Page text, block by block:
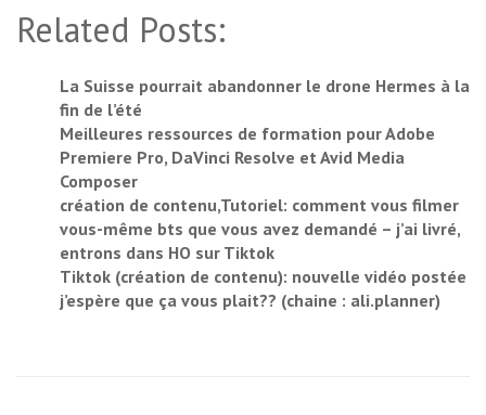
Related Posts:
La Suisse pourrait abandonner le drone Hermes à la
fin de l’été
Meilleures ressources de formation pour Adobe
Premiere Pro, DaVinci Resolve et Avid Media
Composer
création de contenu,Tutoriel: comment vous filmer
vous-même bts que vous avez demandé – j’ai livré,
entrons dans HO sur Tiktok
Tiktok (création de contenu): nouvelle vidéo postée
j’espère que ça vous plait?? (chaine : ali.planner)